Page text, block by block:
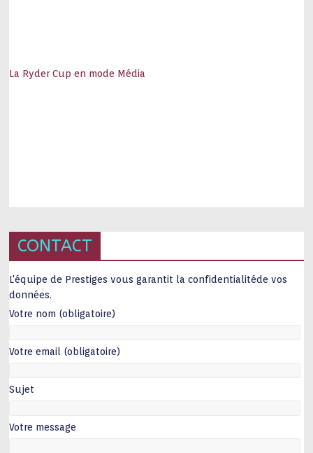
La Ryder Cup en mode Média
CONTACT
L'équipe de Prestiges vous garantit la confidentialitéde vos
données.
Votre nom (obligatoire)
Votre email (obligatoire)
Sujet
Votre message